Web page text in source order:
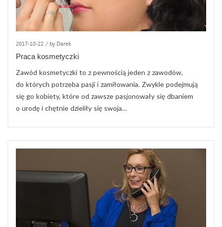
2017-10-22 / by Darek
Praca kosmetyczki
Zawód kosmetyczki to z pewnością jeden z zawodów,
do których potrzeba pasji i zamiłowania. Zwykle podejmują
się go kobiety, które od zawsze pasjonowały się dbaniem
o urodę i chętnie dzieliły się swoja…